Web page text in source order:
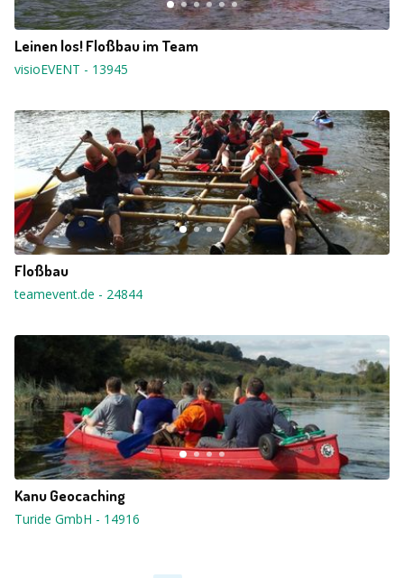
Leinen los! Floßbau im Team
visioEVENT - 13945
Floßbau
teamevent.de - 24844
Kanu Geocaching
Turide GmbH - 14916